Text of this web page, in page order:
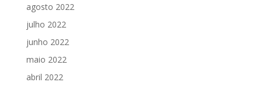
agosto 2022
julho 2022
junho 2022
maio 2022
abril 2022